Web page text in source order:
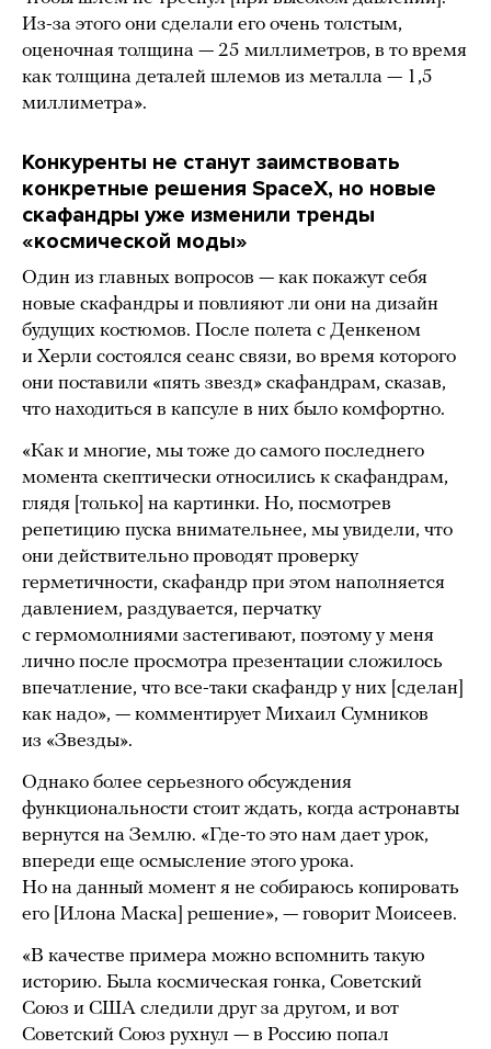
Из-за этого они сделали его очень толстым,
оценочная толщина — 25 миллиметров, в то время
как толщина деталей шлемов из металла — 1,5
миллиметра».
Конкуренты не станут заимствовать
конкретные решения SpaceX, но новые
скафандры уже изменили тренды
«космической моды»
Один из главных вопросов — как покажут себя
новые скафандры и повлияют ли они на дизайн
будущих костюмов. После полета с Денкеном
и Херли состоялся сеанс связи, во время которого
они поставили «пять звезд» скафандрам, сказав,
что находиться в капсуле в них было комфортно.
«Как и многие, мы тоже до самого последнего
момента скептически относились к скафандрам,
глядя [только] на картинки. Но, посмотрев
репетицию пуска внимательнее, мы увидели, что
они действительно проводят проверку
герметичности, скафандр при этом наполняется
давлением, раздувается, перчатку
с гермомолниями застегивают, поэтому у меня
лично после просмотра презентации сложилось
впечатление, что все-таки скафандр у них [сделан]
как надо», — комментирует Михаил Сумников
из «Звезды».
Однако более серьезного обсуждения
функциональности стоит ждать, когда астронавты
вернутся на Землю. «Где-то это нам дает урок,
впереди еще осмысление этого урока.
Но на данный момент я не собираюсь копировать
его [Илона Маска] решение», — говорит Моисеев.
«В качестве примера можно вспомнить такую
историю. Была космическая гонка, Советский
Союз и США следили друг за другом, и вот
Советский Союз рухнул — в Россию попал